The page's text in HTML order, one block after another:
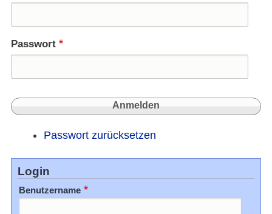
Passwort
Passwort zurücksetzen
Login
Benutzername